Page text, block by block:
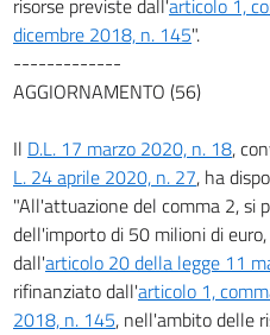
risorse previste dall'articolo 1,
dicembre 2018, n. 145".
-------------
AGGIORNAMENTO (56)
Il D.L. 17 marzo 2020, n. 18,
L. 24 aprile 2020, n. 27, ha
"All'attuazione del comma 2, si
dell'importo di 50 milioni di
dall'articolo 20 della legge 11
rifinanziato dall'articolo 1,
2018, n. 145, nell'ambito delle